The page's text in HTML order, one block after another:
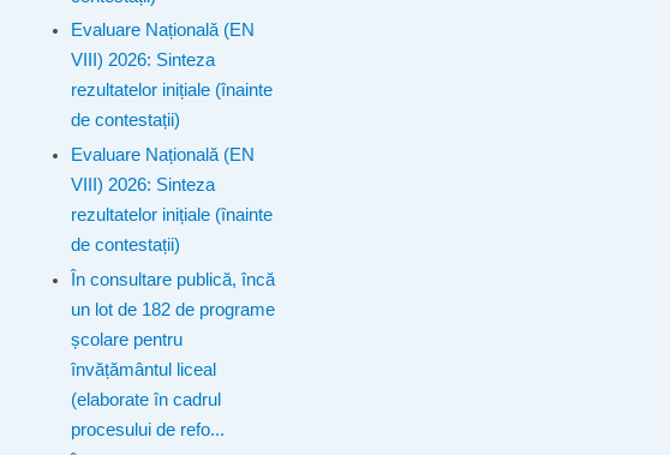
Evaluare Națională (EN
VIII) 2026: Sinteza
rezultatelor inițiale (înainte
de contestații)
Evaluare Națională (EN
VIII) 2026: Sinteza
rezultatelor inițiale (înainte
de contestații)
În consultare publică, încă
un lot de 182 de programe
școlare pentru
învățământul liceal
(elaborate în cadrul
procesului de refo...